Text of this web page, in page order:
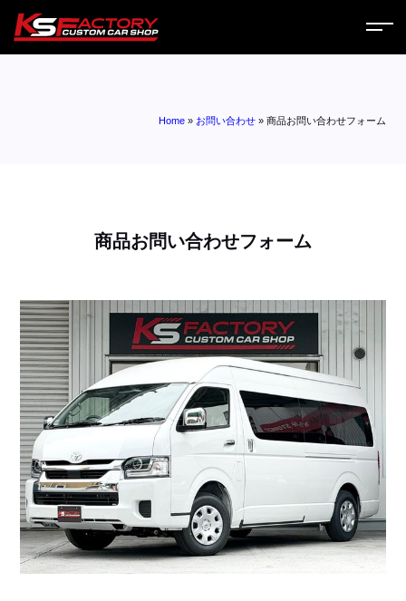
営業日
お問い合わせ
採用情報
店舗問い合わせ
Home » お問い合わせ »商品お問い合わせフォーム
商品お問い合わせフォーム